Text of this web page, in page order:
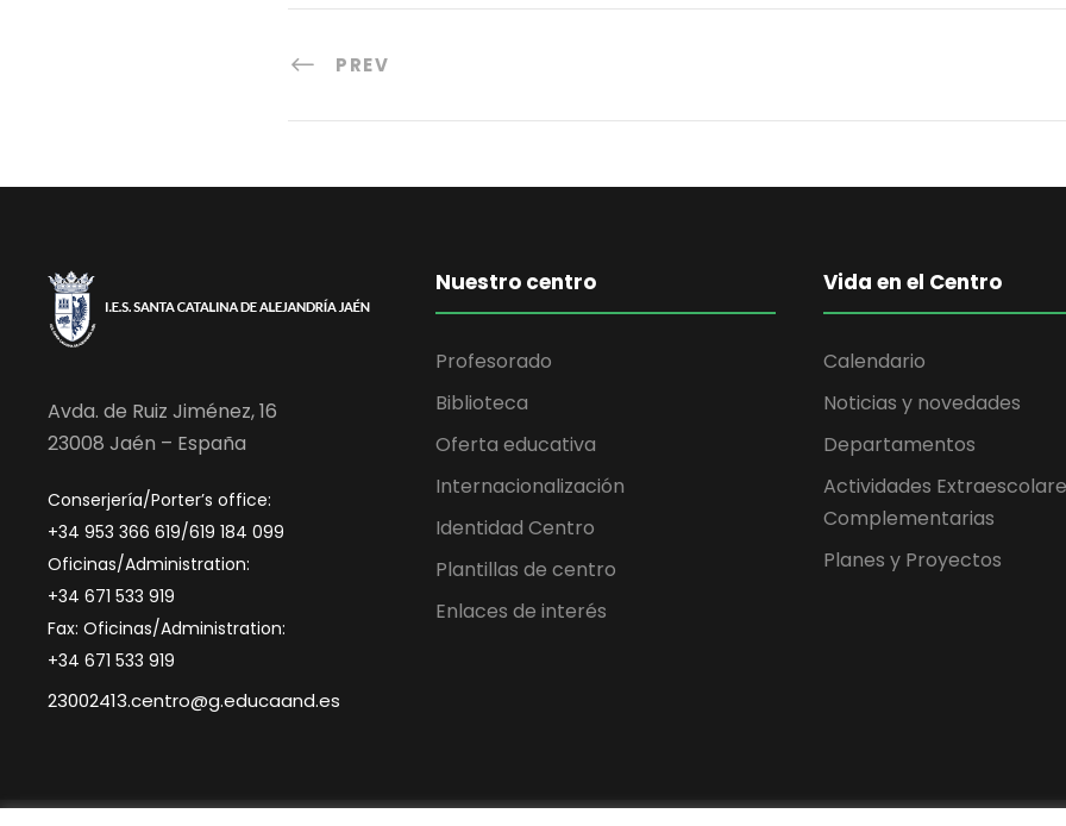
PREV
Avda. de Ruiz Jiménez, 16
23008 Jaén – España
Conserjería/Porter’s office:
+34 953 366 619/619 184 099
Oficinas/Administration:
+34 671 533 919
Fax: Oficinas/Administration:
+34 671 533 919
23002413.centro@g.educaand.es
Nuestro centro
Profesorado
Biblioteca
Oferta educativa
Internacionalización
Identidad Centro
Plantillas de centro
Enlaces de interés
Vida en el Centro
Calendario
Noticias y novedades
Departamentos
Actividades
Complementarias
Planes y Proyectos